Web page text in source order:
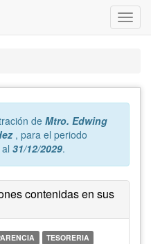
de Mtro. Edwing
, para el periodo
al 31/12/2029.
contenidas en sus
TESORERIA